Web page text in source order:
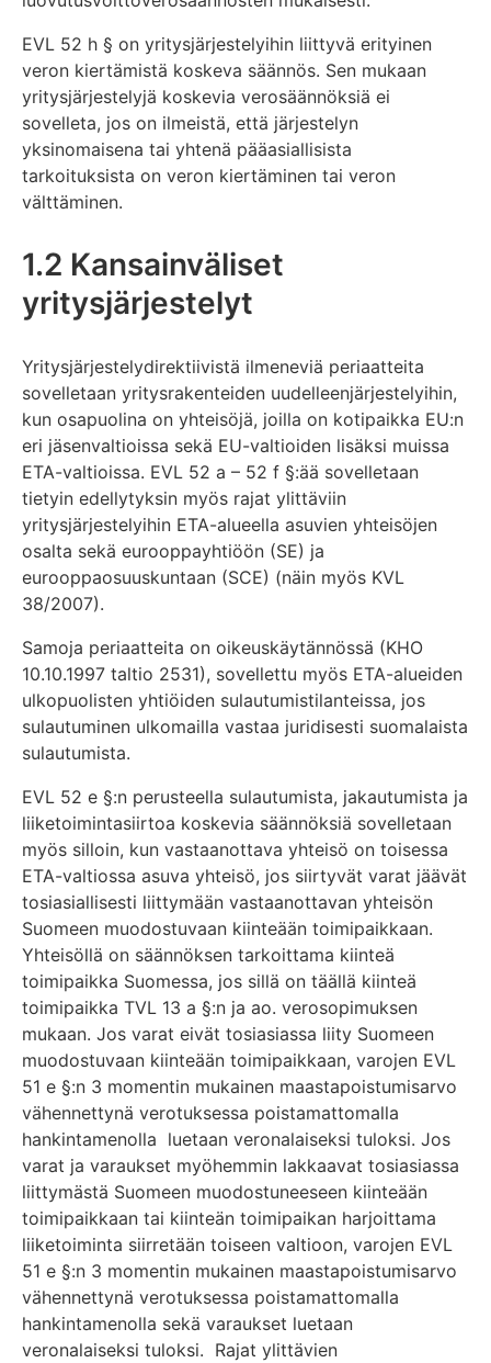
EVL 52 h § on yritysjärjestelyihin liittyvä erityinen
veron kiertämistä koskeva säännös. Sen mukaan
yritysjärjestelyjä koskevia verosäännöksiä ei
sovelleta, jos on ilmeistä, että järjestelyn
yksinomaisena tai yhtenä pääasiallisista
tarkoituksista on veron kiertäminen tai veron
välttäminen.
1.2 Kansainväliset
yritysjärjestelyt
Yritysjärjestelydirektiivistä ilmeneviä periaatteita
sovelletaan yritysrakenteiden uudelleenjärjestelyihin,
kun osapuolina on yhteisöjä, joilla on kotipaikka EU:n
eri jäsenvaltioissa sekä EU-valtioiden lisäksi muissa
ETA-valtioissa. EVL 52 a – 52 f §:ää sovelletaan
tietyin edellytyksin myös rajat ylittäviin
yritysjärjestelyihin ETA-alueella asuvien yhteisöjen
osalta sekä eurooppayhtiöön (SE) ja
eurooppaosuuskuntaan (SCE) (näin myös KVL
38/2007).
Samoja periaatteita on oikeuskäytännössä (KHO
10.10.1997 taltio 2531), sovellettu myös ETA-alueiden
ulkopuolisten yhtiöiden sulautumistilanteissa, jos
sulautuminen ulkomailla vastaa juridisesti suomalaista
sulautumista.
EVL 52 e §:n perusteella sulautumista, jakautumista ja
liiketoimintasiirtoa koskevia säännöksiä sovelletaan
myös silloin, kun vastaanottava yhteisö on toisessa
ETA-valtiossa asuva yhteisö, jos siirtyvät varat jäävät
tosiasiallisesti liittymään vastaanottavan yhteisön
Suomeen muodostuvaan kiinteään toimipaikkaan.
Yhteisöllä on säännöksen tarkoittama kiinteä
toimipaikka Suomessa, jos sillä on täällä kiinteä
toimipaikka TVL 13 a §:n ja ao. verosopimuksen
mukaan. Jos varat eivät tosiasiassa liity Suomeen
muodostuvaan kiinteään toimipaikkaan, varojen EVL
51 e §:n 3 momentin mukainen maastapoistumisarvo
vähennettynä verotuksessa poistamattomalla
hankintamenolla luetaan veronalaiseksi tuloksi. Jos
varat ja varaukset myöhemmin lakkaavat tosiasiassa
liittymästä Suomeen muodostuneeseen kiinteään
toimipaikkaan tai kiinteän toimipaikan harjoittama
liiketoiminta siirretään toiseen valtioon, varojen EVL
51 e §:n 3 momentin mukainen maastapoistumisarvo
vähennettynä verotuksessa poistamattomalla
hankintamenolla sekä varaukset luetaan
veronalaiseksi tuloksi. Rajat ylittävien